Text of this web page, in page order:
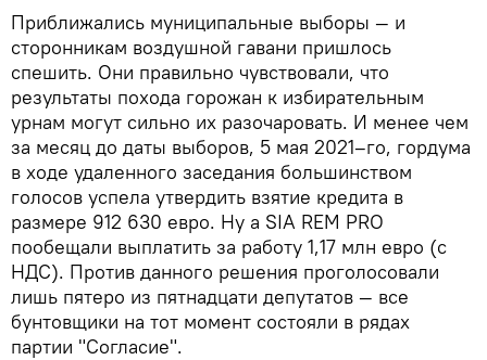
Приближались муниципальные выборы — и
сторонникам воздушной гавани пришлось
спешить. Они правильно чувствовали, что
результаты похода горожан к избирательным
урнам могут сильно их разочаровать. И менее чем
за месяц до даты выборов, 5 мая 2021–го, гордума
в ходе удаленного заседания большинством
голосов успела утвердить взятие кредита в
размере 912 630 евро. Ну а SIA REM PRO
пообещали выплатить за работу 1,17 млн евро (с
НДС). Против данного решения проголосовали
лишь пятеро из пятнадцати депутатов — все
бунтовщики на тот момент состояли в рядах
партии "Согласие".